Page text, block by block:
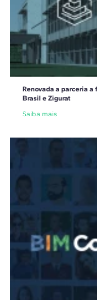
Renovada a parceria
Brasil e Zigurat
Saiba mais